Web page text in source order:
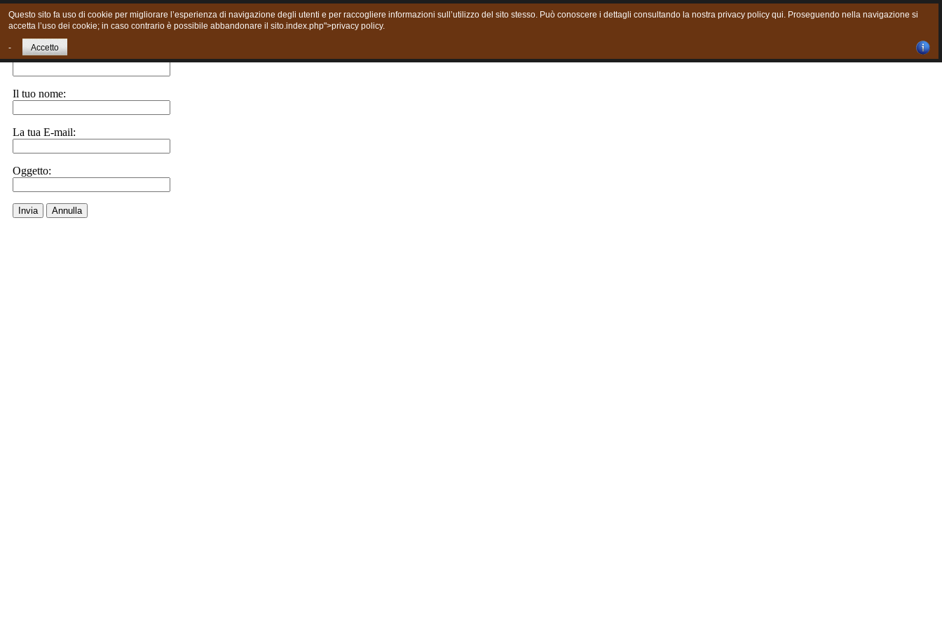
Chiudi finestra
Invia ad un amico.
E-Mail a:
Il tuo nome:
La tua E-mail:
Oggetto:
Invia Annulla
Questo sito fa uso di cookie per migliorare l’esperienza di navigazione degli utenti e per raccogliere informazioni sull’utilizzo del sito stesso. Può conoscere i dettagli consultando la nostra privacy policy qui. Proseguendo nella navigazione si
accetta l’uso dei cookie; in caso contrario è possibile abbandonare il sito.index.php">privacy policy.
- Accetto